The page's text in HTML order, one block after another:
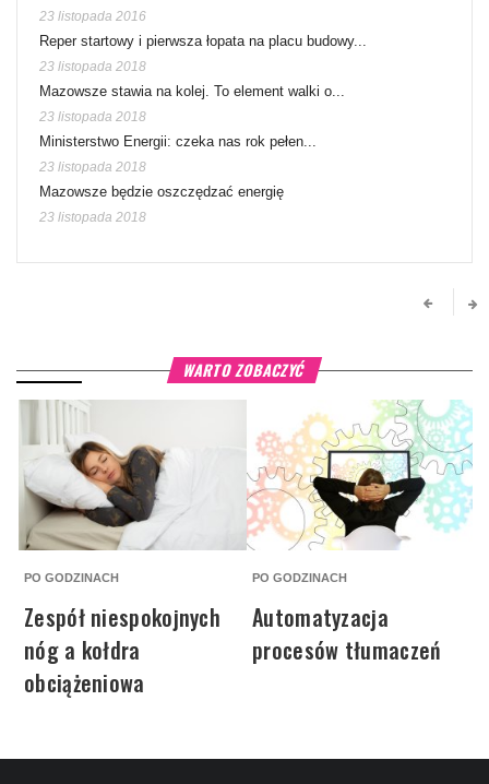
23 listopada 2016
Reper startowy i pierwsza łopata na placu budowy...
23 listopada 2018
Mazowsze stawia na kolej. To element walki o...
23 listopada 2018
Ministerstwo Energii: czeka nas rok pełen...
23 listopada 2018
Mazowsze będzie oszczędzać energię
23 listopada 2018
WARTO ZOBACZYĆ
PO GODZINACH
Zespół niespokojnych
nóg a kołdra
obciążeniowa
PO GODZINACH
Automatyzacja
procesów tłumaczeń